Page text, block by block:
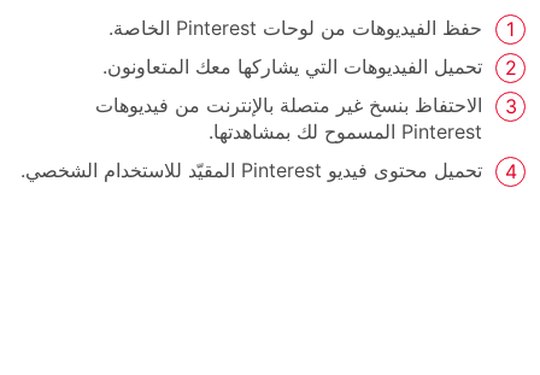
حفظ الفيديوهات من لوحات Pinterest الخاصة.
تحميل الفيديوهات التي يشاركها معك المتعاونون.
الاحتفاظ بنسخ غير متصلة بالإنترنت من فيديوهات
Pinterest المسموح لك بمشاهدتها.
تحميل محتوى فيديو Pinterest المقيّد للاستخدام الشخصي.